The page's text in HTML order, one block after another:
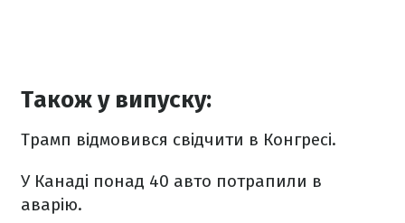
Також у випуску:
Трамп відмовився свідчити в Конгресі.
У Канаді понад 40 авто потрапили в
аварію.